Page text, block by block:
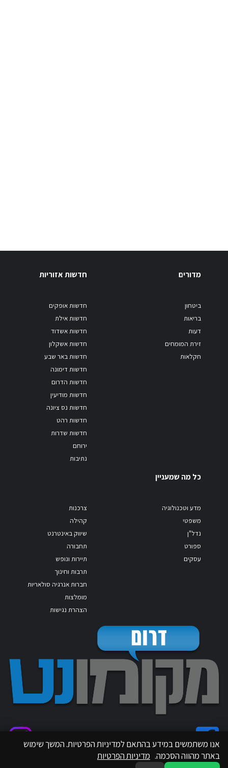
מדורים
ביטחון
בריאות
דעות
זירת המומחים
חקלאות
חדשות אזוריות
חדשות אופקים
חדשות אילת
חדשות אשדוד
חדשות אשקלון
חדשות באר שבע
חדשות דימונה
חדשות הדרום
חדשות מודיעין
חדשות נס ציונה
חדשות רהט
חדשות שדרות
ירוחם
נתיבות
כל מה שמעניין
מדע וטכנולוגיה
משפטי
נדל"ן
ספורט
עסקים
צרכנות
קהילה
שיווק באינטרנט
תחבורה
תיירות ונופש
תרבות וחינוך
חברות אנרגיה סולאריות
מומלצות
הצהרת נגישות
אנו משתמשים במידע בהתאם למדיניות הפרטיות. המשך שימוש
באתר מהווה הסכמה. מדיניות הפרטיות